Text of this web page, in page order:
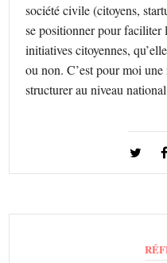
société civile (citoyens,
se positionner pour faciliter
initiatives citoyennes,
ou non. C’est pour moi
structurer au niveau